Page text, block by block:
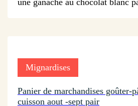
une ganache au chocolat blanc
Mignardises
Panier de marchandises goûter-
cuisson aout -sept pair